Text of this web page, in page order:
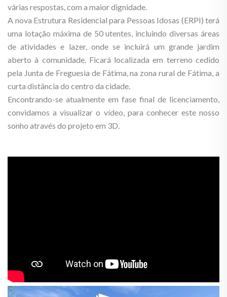
várias respostas, com a maior dignidade.
A nova Estrutura Residencial para Pessoas Idosas (ERPI) terá
uma lotação máxima de 50 utentes, incluindo diversas áreas
de atividades e lazer, onde se incluirá um grande jardim
aberto à comunidade. Ficará localizada em terreno cedido
pela Junta de Freguesia de Fátima, na zona rural de Fátima, a
curta distância do centro da cidade.
Encontrando-se atualmente em fase final de licenciamento,
convidamos a visualizar o vídeo, para conhecer este nosso
sonho através do projeto em 3D.